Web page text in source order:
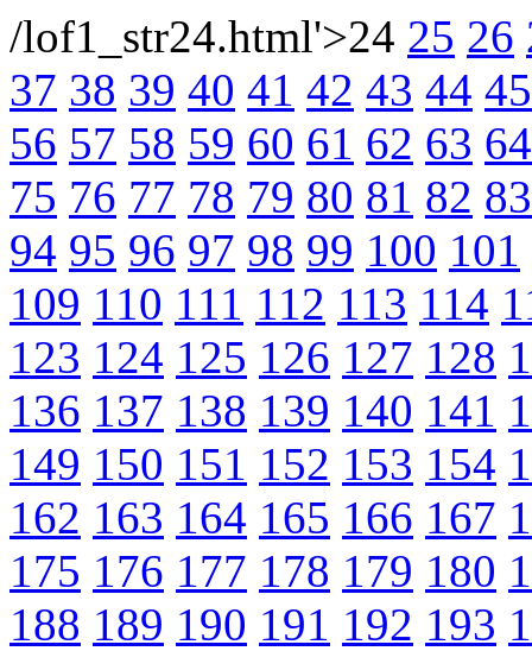
/lof1_str24.html'>24 25 26
37 38 39 40 41 42 43 44 45
56 57 58 59 60 61 62 63 64
75 76 77 78 79 80 81 82 83
94 95 96 97 98 99 100 101
109 110 111 112 113 114
123 124 125 126 127 128
136 137 138 139 140 141
149 150 151 152 153 154
162 163 164 165 166 167
175 176 177 178 179 180
188 189 190 191 192 193